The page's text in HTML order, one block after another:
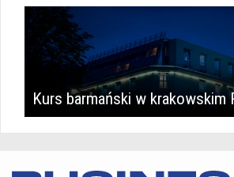
Kurs barmański w krakowskim